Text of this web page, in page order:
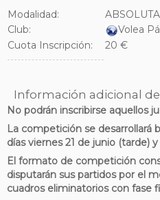
Modalidad:
Club:
Volea
Cuota Inscripción:
20 €
Información adicional
No podrán inscribirse aquellos
La competición se desarrollará
días viernes 21 de junio (tarde)
El formato de competición
disputarán sus partidos por el
cuadros eliminatorios con fase